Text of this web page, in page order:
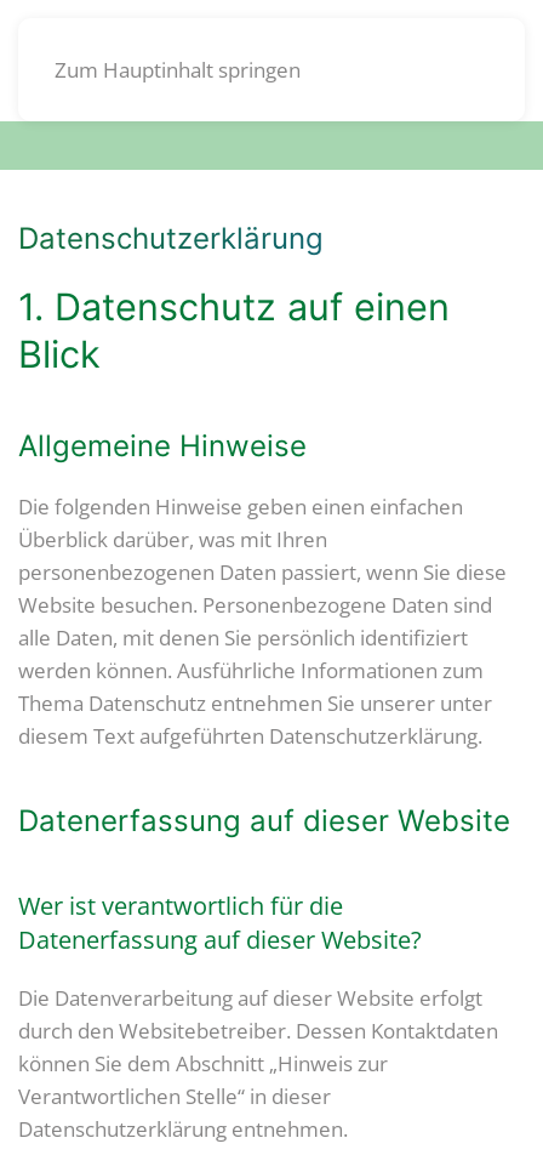
Zum Hauptinhalt springen
Datenschutz­erklärung
1. Datenschutz auf einen
Blick
Allgemeine Hinweise
Die folgenden Hinweise geben einen einfachen
Überblick darüber, was mit Ihren
personenbezogenen Daten passiert, wenn Sie diese
Website besuchen. Personenbezogene Daten sind
alle Daten, mit denen Sie persönlich identifiziert
werden können. Ausführliche Informationen zum
Thema Datenschutz entnehmen Sie unserer unter
diesem Text aufgeführten Datenschutzerklärung.
Datenerfassung auf dieser Website
Wer ist verantwortlich für die
Datenerfassung auf dieser Website?
Die Datenverarbeitung auf dieser Website erfolgt
durch den Websitebetreiber. Dessen Kontaktdaten
können Sie dem Abschnitt „Hinweis zur
Verantwortlichen Stelle“ in dieser
Datenschutzerklärung entnehmen.